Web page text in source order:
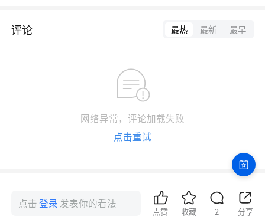
评论 最热 最新 最早
网络异常，评论加载失败
点击重试
点击登录 发表你的看法
点赞 收藏 2 分享